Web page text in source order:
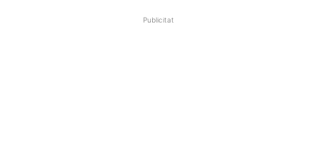
Publicitat